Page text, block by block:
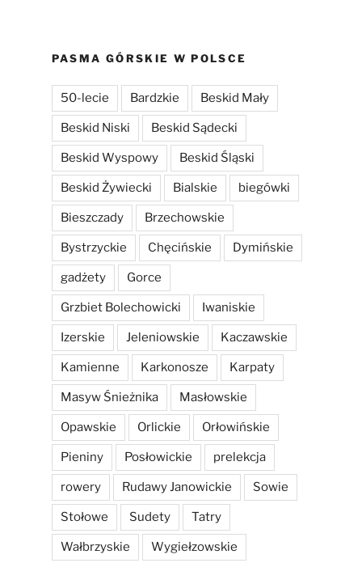
PASMA GÓRSKIE W POLSCE
50-lecie Bardzkie Beskid Mały
Beskid Niski Beskid Sądecki
Beskid Wyspowy Beskid Śląski
Beskid Żywiecki Bialskie biegówki
Bieszczady Brzechowskie
Bystrzyckie Chęcińskie Dymińskie
gadżety Gorce
Grzbiet Bolechowicki Iwaniskie
Izerskie Jeleniowskie Kaczawskie
Kamienne Karkonosze Karpaty
Masyw Śnieżnika Masłowskie
Opawskie Orlickie Orłowińskie
Pieniny Posłowickie prelekcja
rowery Rudawy Janowickie Sowie
Stołowe Sudety Tatry
Wałbrzyskie Wygiełzowskie